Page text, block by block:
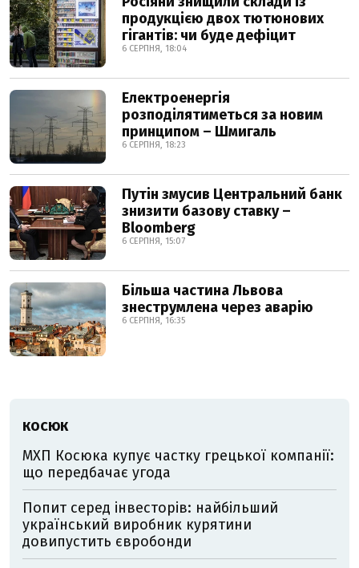
продукцією двох тютюнових
гігантів: чи буде дефіцит
6 СЕРПНЯ, 18:04
Електроенергія
розподілятиметься за новим
принципом – Шмигаль
6 СЕРПНЯ, 18:23
Путін змусив Центральний банк
знизити базову ставку –
Bloomberg
6 СЕРПНЯ, 15:07
Більша частина Львова
знеструмлена через аварію
6 СЕРПНЯ, 16:35
КОСЮК
МХП Косюка купує частку грецької компанії:
що передбачає угода
Попит серед інвесторів: найбільший
український виробник курятини
довипустить євробонди